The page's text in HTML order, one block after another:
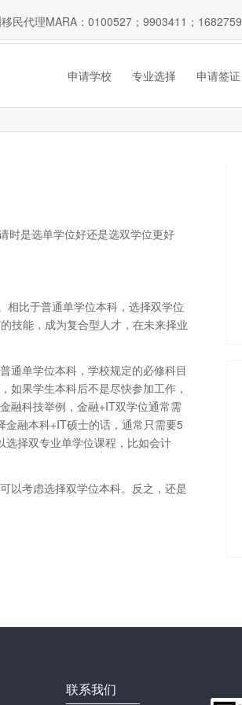
民代理MARA：0100527；9903411；1682759
申请学校 专业选择 申请签证
时是选单学位好还是选双学位更好
相比于普通单学位本科，选择双学位
技能，成为复合型人才，在未来择业
通单学位本科，学校规定的必修科目
如果学生本科后不是尽快参加工作，
融科技举例，金融+IT双学位通常需
融本科+IT硕士的话，通常只需要5
择双专业单学位课程，比如会计
以考虑选择双学位本科。反之，还是
联系我们